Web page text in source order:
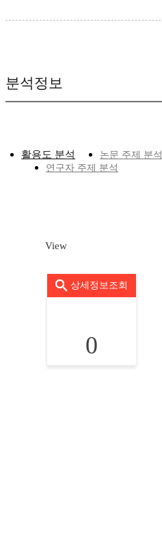
분석정보
활용도 분석
논문 주제 분석
연구자 주제 분석
View
상세정보조회
0